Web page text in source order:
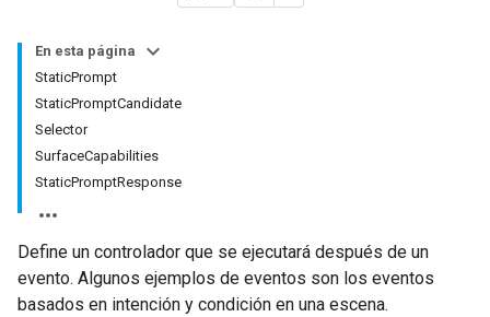
En esta página
StaticPrompt
StaticPromptCandidate
Selector
SurfaceCapabilities
StaticPromptResponse
Define un controlador que se ejecutará después de un
evento. Algunos ejemplos de eventos son los eventos
basados en intención y condición en una escena.